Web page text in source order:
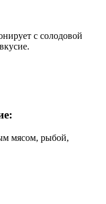
с солодовой
мясом, рыбой,